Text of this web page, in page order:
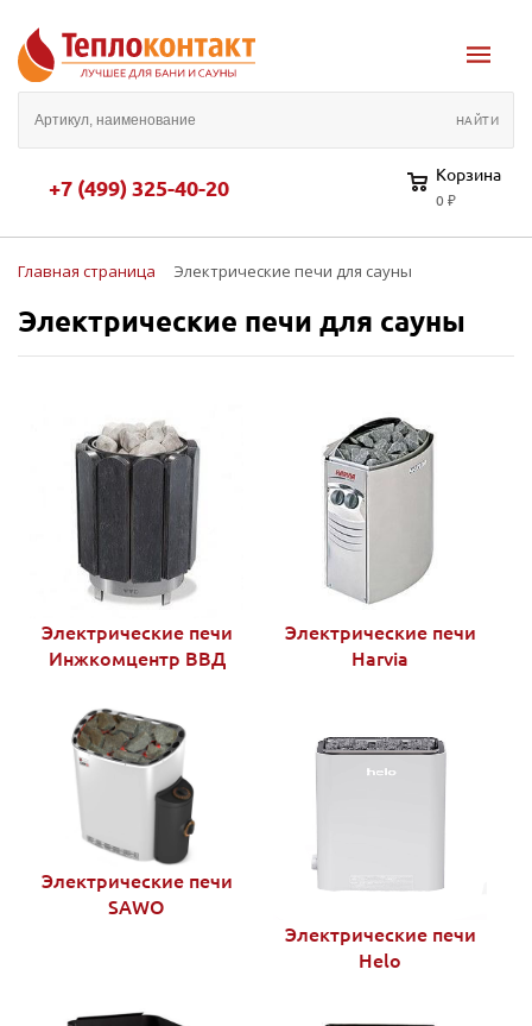
+7 (499) 325-40-20 Корзина
0 ₽
Главная страница Электрические печи для сауны
Электрические печи для сауны
Электрические печи
Инжкомцентр ВВД
Электрические печи
Harvia
Электрические печи
SAWO
Электрические печи
Helo